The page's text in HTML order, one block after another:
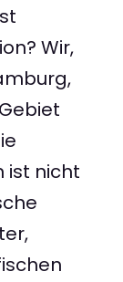
Wir,
ist nicht